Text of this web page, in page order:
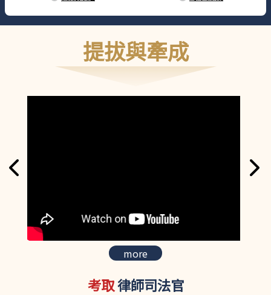
提拔與牽成
more
考取律師司法官